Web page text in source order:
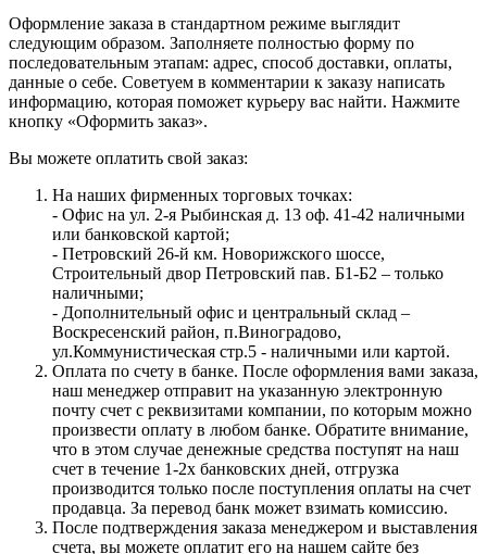
Оформление заказа в стандартном режиме выглядит
следующим образом. Заполняете полностью форму по
последовательным этапам: адрес, способ доставки, оплаты,
данные о себе. Советуем в комментарии к заказу написать
информацию, которая поможет курьеру вас найти. Нажмите
кнопку «Оформить заказ».
Вы можете оплатить свой заказ:
На наших фирменных торговых точках:
- Офис на ул. 2-я Рыбинская д. 13 оф. 41-42 наличными
или банковской картой;
- Петровский 26-й км. Новорижского шоссе,
Строительный двор Петровский пав. Б1-Б2 – только
наличными;
- Дополнительный офис и центральный склад –
Воскресенский район, п.Виноградово,
ул.Коммунистическая стр.5 - наличными или картой.
Оплата по счету в банке. После оформления вами заказа,
наш менеджер отправит на указанную электронную
почту счет с реквизитами компании, по которым можно
произвести оплату в любом банке. Обратите внимание,
что в этом случае денежные средства поступят на наш
счет в течение 1-2х банковских дней, отгрузка
производится только после поступления оплаты на счет
продавца. За перевод банк может взимать комиссию.
После подтверждения заказа менеджером и выставления
счета, вы можете оплатит его на нашем сайте без